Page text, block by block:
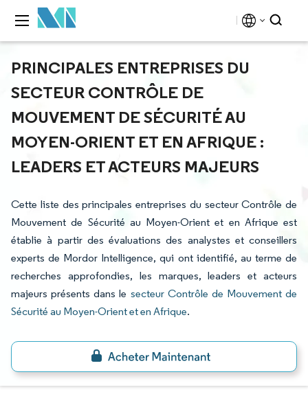
PRINCIPALES ENTREPRISES DU
SECTEUR CONTRÔLE DE
MOUVEMENT DE SÉCURITÉ AU
MOYEN-ORIENT ET EN AFRIQUE :
LEADERS ET ACTEURS MAJEURS
Cette liste des principales entreprises du secteur Contrôle de
Mouvement de Sécurité au Moyen-Orient et en Afrique est
établie à partir des évaluations des analystes et conseillers
experts de Mordor Intelligence, qui ont identifié, au terme de
recherches approfondies, les marques, leaders et acteurs
majeurs présents dans le secteur Contrôle de Mouvement de
Sécurité au Moyen-Orient et en Afrique.